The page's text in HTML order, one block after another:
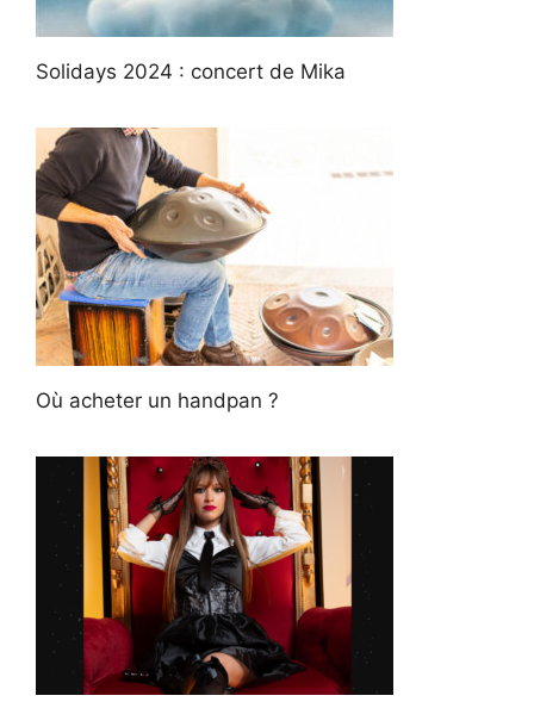
Solidays 2024 : concert de Mika
Où acheter un handpan ?